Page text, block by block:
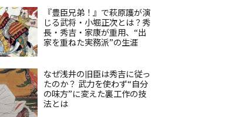
『豊臣兄弟！』で萩原護が演
じる武将・小堀正次とは？秀
長・秀吉・家康が重用、“出
家を重ねた実務派”の生涯
なぜ浅井の旧臣は秀吉に従っ
たのか？ 武力を使わず“自分
の味方”に変えた裏工作の技
法とは